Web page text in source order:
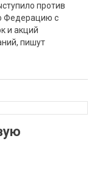
против
Федерацию с
и акций
пишут